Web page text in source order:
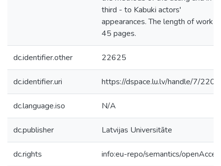
third - to Kabuki actors'
appearances. The length of work is
45 pages.
dc.identifier.other 22625
dc.identifier.uri https://dspace.lu.lv/handle/7/
dc.language.iso N/A
dc.publisher Latvijas Universitāte
dc.rights info:eu-repo/semantics/